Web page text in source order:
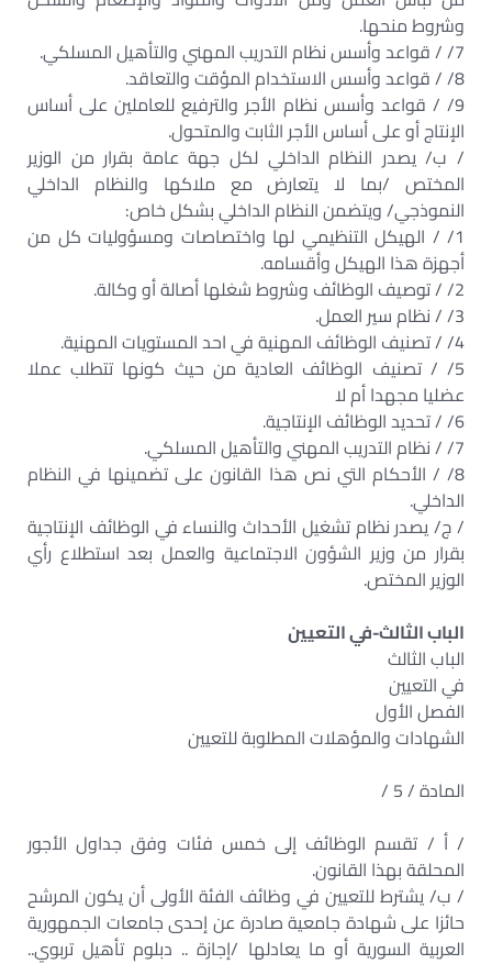
وشروط منحها.
7/ / قواعد وأسس نظام التدريب المهني والتأهيل المسلكي.
8/ / قواعد وأسس الاستخدام المؤقت والتعاقد.
9/ / قواعد وأسس نظام الأجر والترفيع للعاملين على أساس
الإنتاج أو على أساس الأجر الثابت والمتحول.
/ ب/ يصدر النظام الداخلي لكل جهة عامة بقرار من الوزير
المختص /بما لا يتعارض مع ملاكها والنظام الداخلي
النموذجي/ ويتضمن النظام الداخلي بشكل خاص:
1/ / الهيكل التنظيمي لها واختصاصات ومسؤوليات كل من
أجهزة هذا الهيكل وأقسامه.
2/ / توصيف الوظائف وشروط شغلها أصالة أو وكالة.
3/ / نظام سير العمل.
4/ / تصنيف الوظائف المهنية في احد المستويات المهنية.
5/ / تصنيف الوظائف العادية من حيث كونها تتطلب عملا
عضليا مجهدا أم لا
6/ / تحديد الوظائف الإنتاجية.
7/ / نظام التدريب المهني والتأهيل المسلكي.
8/ / الأحكام التي نص هذا القانون على تضمينها في النظام
الداخلي.
/ ج/ يصدر نظام تشغيل الأحداث والنساء في الوظائف الإنتاجية
بقرار من وزير الشؤون الاجتماعية والعمل بعد استطلاع رأي
الوزير المختص.
الباب الثالث-فيالتعيين
الباب الثالث
في التعيين
الفصل الأول
الشهادات والمؤهلات المطلوبة للتعيين
المادة / 5 /
/ أ / تقسم الوظائف إلى خمس فئات وفق جداول الأجور
المحلقة بهذا القانون.
/ ب/ يشترط للتعيين في وظائف الفئة الأولى أن يكون المرشح
حائزا على شهادة جامعية صادرة عن إحدى جامعات الجمهورية
العربية السورية أو ما يعادلها /إجازة .. دبلوم تأهيل تربوي..